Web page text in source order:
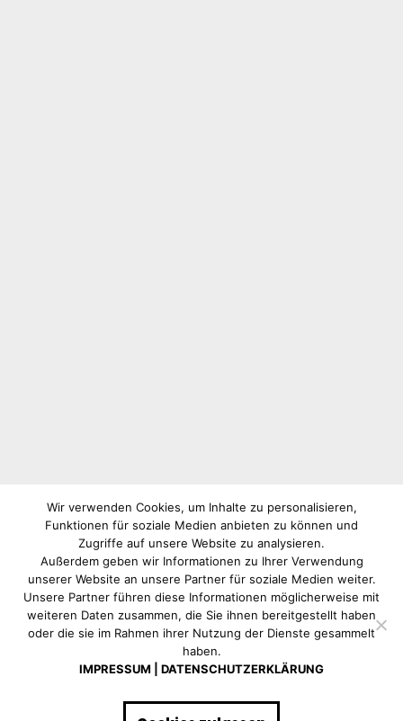
Wir verwenden Cookies, um Inhalte zu personalisieren,
Funktionen für soziale Medien anbieten zu können und
Zugriffe auf unsere Website zu analysieren.
Außerdem geben wir Informationen zu Ihrer Verwendung
unserer Website an unsere Partner für soziale Medien weiter.
Unsere Partner führen diese Informationen möglicherweise mit
weiteren Daten zusammen, die Sie ihnen bereitgestellt haben
oder die sie im Rahmen ihrer Nutzung der Dienste gesammelt
haben.
IMPRESSUM
DATENSCHUTZERKLÄRUNG